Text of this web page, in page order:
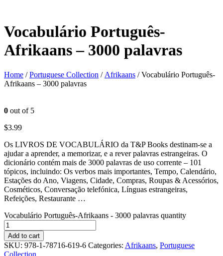
Vocabulário Português-
Afrikaans – 3000 palavras
Home /Portuguese Collection / Afrikaans / Vocabulário Português-
Afrikaans – 3000 palavras
0 out of 5
$3.99
Os LIVROS DE VOCABULÁRIO da T&P Books destinam-se a
ajudar a aprender, a memorizar, e a rever palavras estrangeiras. O
dicionário contém mais de 3000 palavras de uso corrente – 101
tópicos, incluindo: Os verbos mais importantes, Tempo, Calendário,
Estações do Ano, Viagens, Cidade, Compras, Roupas & Acessórios,
Cosméticos, Conversação telefónica, Línguas estrangeiras,
Refeições, Restaurante …
Vocabulário Português-Afrikaans - 3000 palavras quantity
Add to cart
SKU: 978-1-78716-619-6 Categories: Afrikaans, Portuguese
Collection